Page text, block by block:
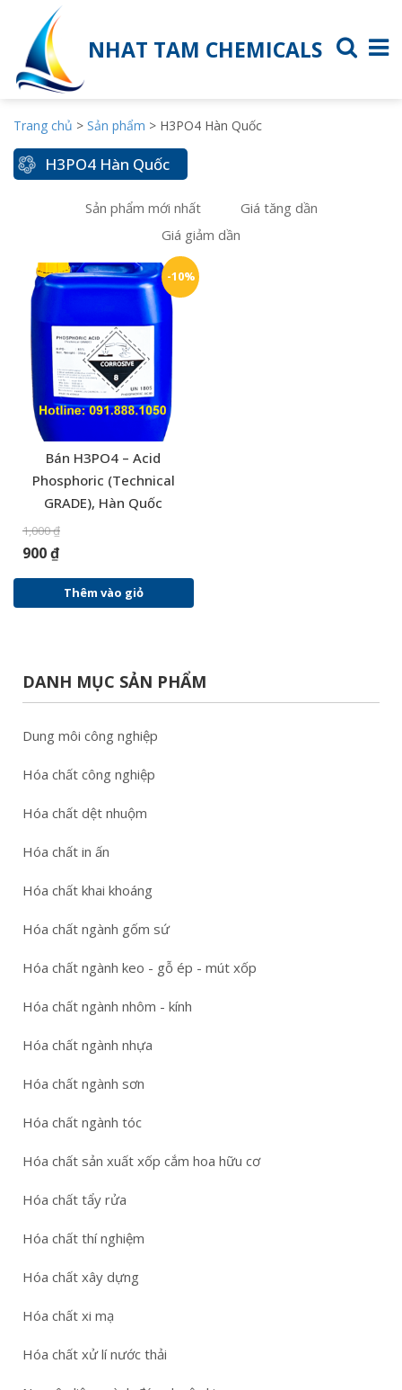
NHAT TAM CHEMICALS
Trang chủ > Sản phẩm > H3PO4 Hàn Quốc
H3PO4 Hàn Quốc
Sản phẩm mới nhất
Giá tăng dần
Giá giảm dần
-10%
Bán H3PO4 – Acid
Phosphoric (Technical
GRADE), Hàn Quốc
1,000₫
900₫
Thêm vào giỏ
DANH MỤC SẢN PHẨM
Dung môi công nghiệp
Hóa chất công nghiệp
Hóa chất dệt nhuộm
Hóa chất in ấn
Hóa chất khai khoáng
Hóa chất ngành gốm sứ
Hóa chất ngành keo - gỗ ép - mút xốp
Hóa chất ngành nhôm - kính
Hóa chất ngành nhựa
Hóa chất ngành sơn
Hóa chất ngành tóc
Hóa chất sản xuất xốp cắm hoa hữu cơ
Hóa chất tẩy rửa
Hóa chất thí nghiệm
Hóa chất xây dựng
Hóa chất xi mạ
Hóa chất xử lí nước thải